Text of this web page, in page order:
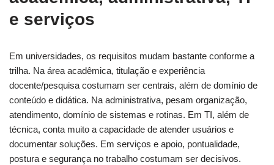
e serviços
Em universidades, os requisitos mudam bastante conforme a
trilha. Na área acadêmica, titulação e experiência
docente/pesquisa costumam ser centrais, além de domínio de
conteúdo e didática. Na administrativa, pesam organização,
atendimento, domínio de sistemas e rotinas. Em TI, além de
técnica, conta muito a capacidade de atender usuários e
documentar soluções. Em serviços e apoio, pontualidade,
postura e segurança no trabalho costumam ser decisivos.